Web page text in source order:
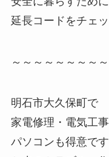
延長コードをチェ
～～～～～～～～
明石市大久保町で
家電修理・電気工事
パソコンも得意で